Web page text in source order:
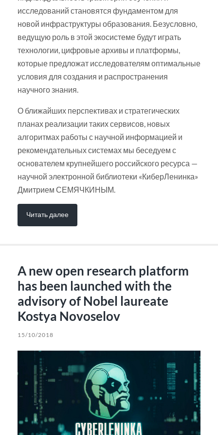
исследований становятся фундаментом для
новой инфраструктуры образования. Безусловно,
ведущую роль в этой экосистеме будут играть
технологии, цифровые архивы и платформы,
которые предложат исследователям оптимальные
условия для создания и распространения
научного знания.
О ближайших перспективах и стратегических
планах реализации таких сервисов, новых
алгоритмах работы с научной информацией и
рекомендательных системах мы беседуем с
основателем крупнейшего российского ресурса —
научной электронной библиотеки «КиберЛенинка»
Дмитрием СЕМЯЧКИНЫМ.
Читать далее
A new open research platform
has been launched with the
advisory of Nobel laureate
Kostya Novoselov
15/10/2018